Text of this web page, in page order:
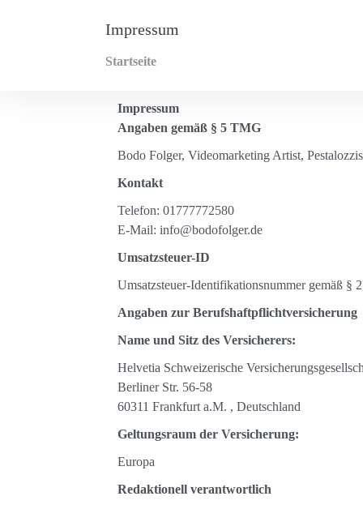
Impressum
Startseite
Impressum
Angaben gemäß § 5 TMG
Bodo Folger, Videomarketing Artist,
Kontakt
Telefon: 01777772580
E-Mail: info@bodofolger.de
Umsatzsteuer-ID
Umsatzsteuer-Identifikationsnummer gemäß §
Angaben zur Berufshaftpflichtversicherung
Name und Sitz des Versicherers:
Helvetia Schweizerische
Berliner Str. 56-58
60311 Frankfurt a.M. , Deutschland
Geltungsraum der Versicherung:
Europa
Redaktionell verantwortlich